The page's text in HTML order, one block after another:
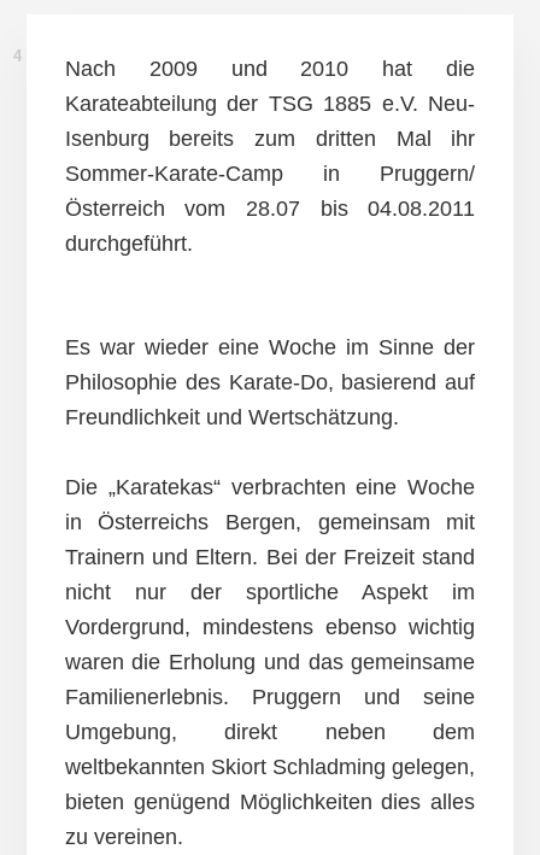
4. SEPTEMBER 2011
Nach 2009 und 2010 hat die
Karateabteilung der TSG 1885 e.V. Neu-
Isenburg bereits zum dritten Mal ihr
Sommer-Karate-Camp in Pruggern/
Österreich vom 28.07 bis 04.08.2011
durchgeführt.
Es war wieder eine Woche im Sinne der
Philosophie des Karate-Do, basierend auf
Freundlichkeit und Wertschätzung.
Die „Karatekas“ verbrachten eine Woche
in Österreichs Bergen, gemeinsam mit
Trainern und Eltern. Bei der Freizeit stand
nicht nur der sportliche Aspekt im
Vordergrund, mindestens ebenso wichtig
waren die Erholung und das gemeinsame
Familienerlebnis. Pruggern und seine
Umgebung, direkt neben dem
weltbekannten Skiort Schladming gelegen,
bieten genügend Möglichkeiten dies alles
zu vereinen.